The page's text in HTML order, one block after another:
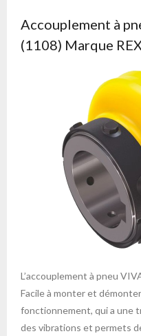
Accouplement à
(1108) Marque
L’accouplement à pneu
Facile à monter et
fonctionnement, qui a une
des vibrations et permets